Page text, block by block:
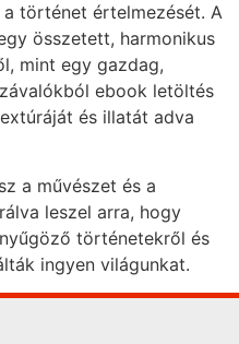
történet értelmezését. A
összetett, harmonikus
mint egy gazdag,
ebook letöltés
és illatát adva
a művészet és a
leszel arra, hogy
történetekről és
ingyen világunkat.